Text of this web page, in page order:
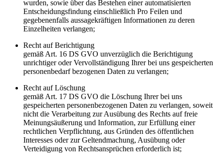
wurden, sowie über das Bestehen einer automatisierten
Entscheidungsfindung einschließlich Pro Feilen und
gegebenenfalls aussagekräftigen Informationen zu deren
Einzelheiten verlangen;
Recht auf Berichtigung
gemäß Art. 16 DS GVO unverzüglich die Berichtigung
unrichtiger oder Vervollständigung Ihrer bei uns gespeicherten
personenbedarf bezogenen Daten zu verlangen;
Recht auf Löschung
gemäß Art. 17 DS GVO die Löschung Ihrer bei uns
gespeicherten personenbezogenen Daten zu verlangen, soweit
nicht die Verarbeitung zur Ausübung des Rechts auf freie
Meinungsäußerung und Information, zur Erfüllung einer
rechtlichen Verpflichtung, aus Gründen des öffentlichen
Interesses oder zur Geltendmachung, Ausübung oder
Verteidigung von Rechtsansprüchen erforderlich ist;